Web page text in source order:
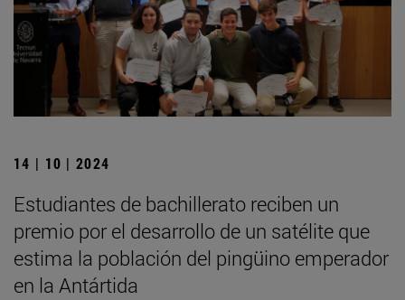
14 | 10 | 2024
Estudiantes de bachillerato reciben un
premio por el desarrollo de un satélite que
estima la población del pingüino emperador
en la Antártida